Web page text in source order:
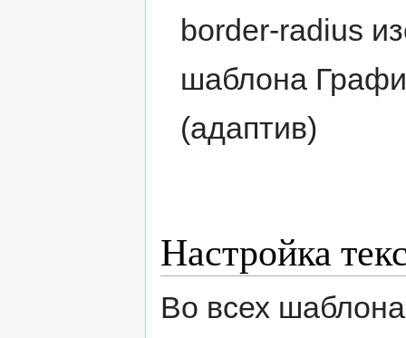
border-radius
шаблона
(адаптив)
Настройка
Во всех